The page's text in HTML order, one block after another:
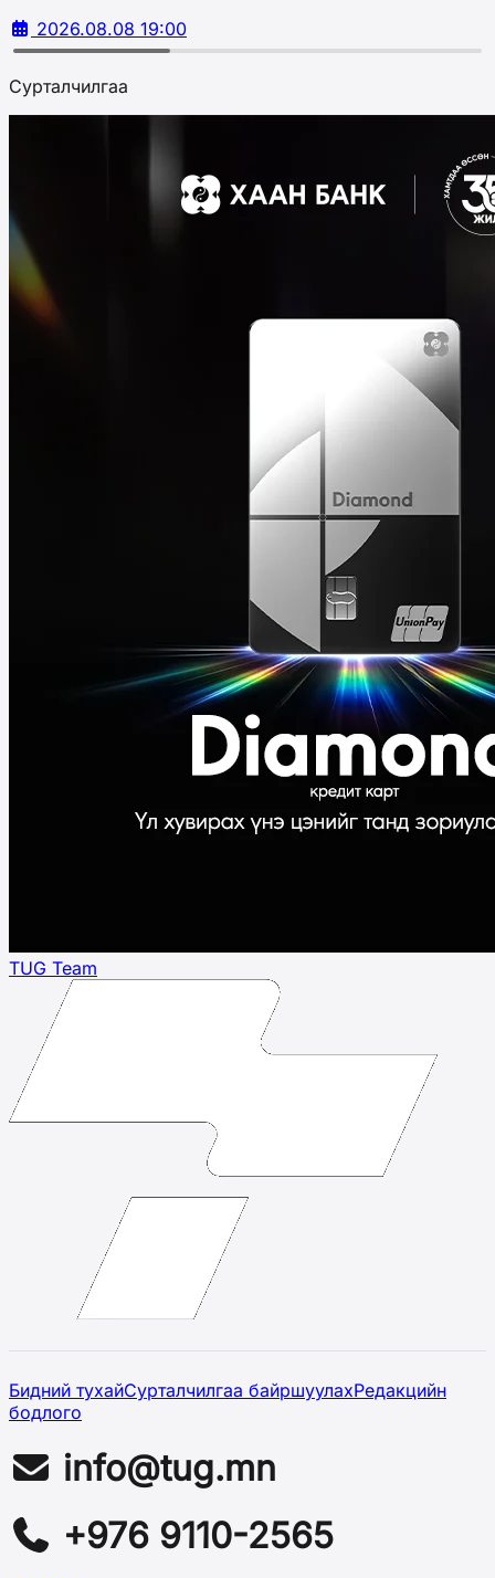
2026.08.08 19:00
Сурталчилгаа
TUG Team
Бидний тухайСурталчилгаа байршуулахРедакцийн
бодлого
info@tug.mn
+976 9110-2565